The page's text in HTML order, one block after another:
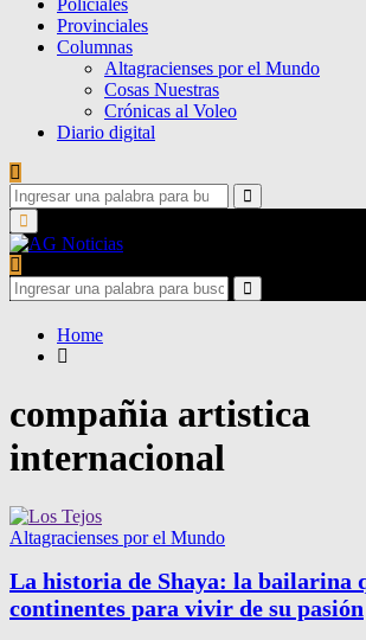
Policiales
Provinciales
Columnas
Altagracienses por el Mundo
Cosas Nuestras
Crónicas al Voleo
Diario digital
Search
for:
Search
Primary
Menu
Search
for:
Search
Home
compañia artistica
internacional
Altagracienses por el Mundo
La historia de Shaya: la bailarina
continentes para vivir de su pasión